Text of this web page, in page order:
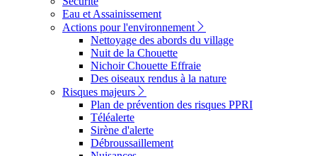
Eau et Assainissement
Actions pour l'environnement
Nettoyage des abords du village
Nuit de la Chouette
Nichoir Chouette Effraie
Des oiseaux rendus à la nature
Risques majeurs
Plan de prévention des risques PPRI
Téléalerte
Sirène d'alerte
Débroussaillement